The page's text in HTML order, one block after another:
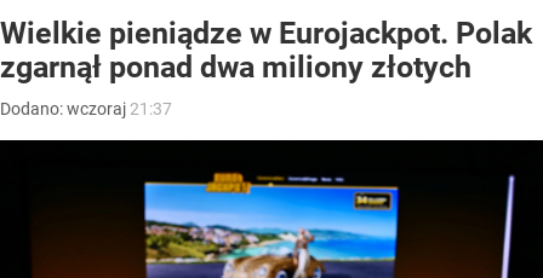
Wielkie pieniądze w Eurojackpot. Polak
zgarnął ponad dwa miliony złotych
Dodano:wczoraj 21:37